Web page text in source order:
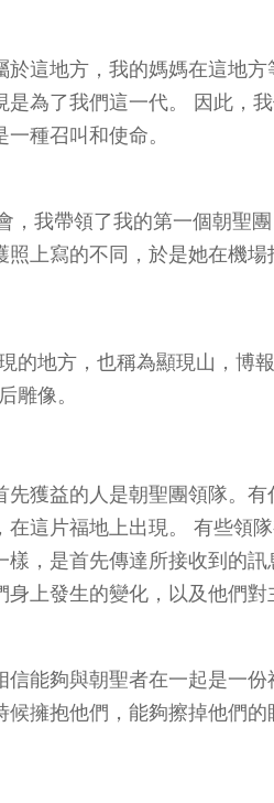
於這地方，我的媽媽在這地
是為了我們這一代。 因此，
種召叫和使命。
，我帶領了我的第一個朝聖
上寫的不同，於是她在機場
的地方，也稱為顯現山，博
雕像。
先獲益的人是朝聖團領隊。
這片福地上出現。 有些領隊
樣，是首先傳達所接收到的
上發生的變化，以及他們對
信能夠與朝聖者在一起是一
候擁抱他們，能夠擦掉他們